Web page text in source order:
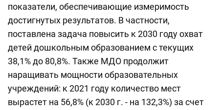
показатели, обеспечивающие измеримость
достигнутых результатов. В частности,
поставлена задача повысить к 2030 году охват
детей дошкольным образованием с текущих
38,1% до 80,8%. Также МДО продолжит
наращивать мощности образовательных
учреждений: к 2021 году количество мест
вырастет на 56,8% (к 2030 г. - на 132,3%) за счет